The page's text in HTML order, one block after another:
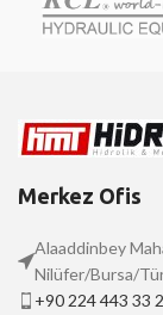
Merkez Ofis
Alaaddinbey
Nilüfer/Bursa/
+90 224 443 33